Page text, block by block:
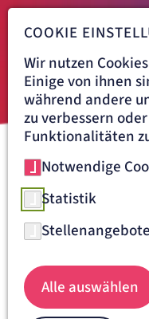
Navigationspfad
ST. JOSEFSKRANKENHAUS
VERANSTALTUNGEN
werdende
Dienstag, 04.08.2026,
Unsere Klinik für
persönlich für Sie da!
COOKIE
Wir nutzen
Einige von ihnen
während andere
zu verbessern
Funktionalitäten
Notwendige
Statistik
Stellenangebote
Alle auswählen